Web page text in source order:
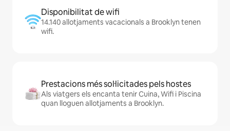
Disponibilitat de wifi
14.140 allotjaments vacacionals a Brooklyn tenen
wifi.
Prestacions més sol·licitades pels hostes
Als viatgers els encanta tenir Cuina, Wifi i Piscina
quan lloguen allotjaments a Brooklyn.